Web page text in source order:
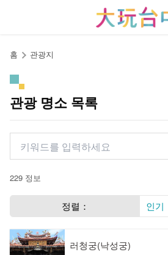
홈 관광지
관광 명소 목록
229 정보
정렬： 인기
러청궁(낙성궁)